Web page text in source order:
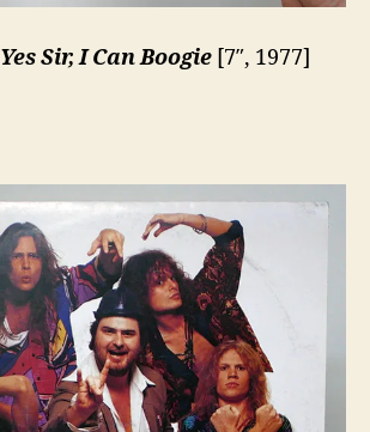
Yes Sir, I Can Boogie [7″, 1977]